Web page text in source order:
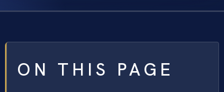
ON THIS PAGE